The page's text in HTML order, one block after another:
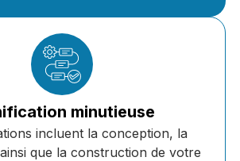
minutieuse
incluent la conception, la
que la construction de votre